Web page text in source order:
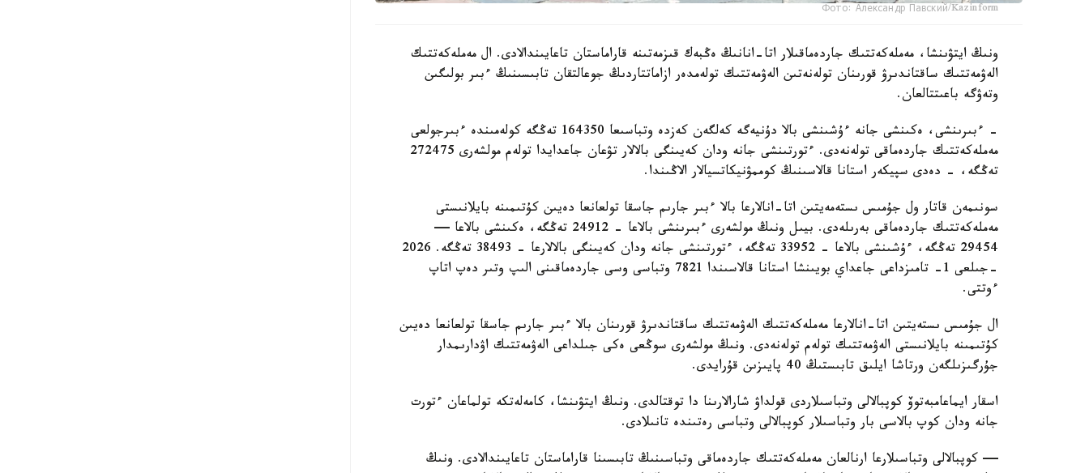
Фото: Александр Павский/Kazinform
ونىڭ ايتۋىنشا، مەملەكەتتىك جاردەماقىلار اتا-انانىڭ ەڭبەك قىزمەتىنە قاراماستان تاعايىندالادى. ال مەملەكەتتىك
الەۋمەتتىك ساقتاندىرۋ قورىنان تولەنەتىن الەۋمەتتىك تولەمدەر ازاماتتاردىڭ جوعالتقان تابىسىنىڭ ءبىر بولىگىن
وتەۋگە باعىتتالعان.
- ءبىرىنشى، ەكىنشى جانە ءۇشىنشى بالا دۇنيەگە كەلگەن كەزدە وتباسىعا 164350 تەڭگە كولەمىندە ءبىرجولعى
مەملەكەتتىك جاردەماقى تولەنەدى. ءتورتىنشى جانە ودان كەيىنگى بالالار تۋعان جاعدايدا تولەم مولشەرى 272475
تەڭگە، - دەدى سپيكەر استانا قالاسىنىڭ كوممۋنيكاتسيالار الاڭىندا.
سونىمەن قاتار ول جۇمىس ىستەمەيتىن اتا-انالارعا بالا ءبىر جارىم جاسقا تولعانعا دەيىن كۇتىمىنە بايلانىستى
مەملەكەتتىك جاردەماقى بەرىلەدى. بيىل ونىڭ مولشەرى ءبىرىنشى بالاعا - 24912 تەڭگە، ەكىنشى بالاعا —
29454 تەڭگە، ءۇشىنشى بالاعا - 33952 تەڭگە، ءتورتىنشى جانە ودان كەيىنگى بالالارعا - 38493 تەڭگە. 2026
-جىلعى 1- تامىزداعى جاعداي بويىنشا استانا قالاسىندا 7821 وتباسى وسى جاردەماقىنى الىپ وتىر دەپ اتاپ
ءوتتى.
ال جۇمىس ىستەيتىن اتا-انالارعا مەملەكەتتىك الەۋمەتتىك ساقتاندىرۋ قورىنان بالا ءبىر جارىم جاسقا تولعانعا دەيىن
كۇتىمىنە بايلانىستى الەۋمەتتىك تولەم تولەنەدى. ونىڭ مولشەرى سوڭعى ەكى جىلداعى الەۋمەتتىك اۋدارىمدار
جۇرگىزىلگەن ورتاشا ايلىق تابىستىڭ 40 پايىزىن قۇرايدى.
اسقار ايماعامبەتوۆ كوپبالالى وتباسىلاردى قولداۋ شارالارىنا دا توقتالدى. ونىڭ ايتۋىنشا، كامەلەتكە تولماعان ءتورت
جانە ودان كوپ بالاسى بار وتباسىلار كوپبالالى وتباسى رەتىندە تانىلادى.
— كوپبالالى وتباسىلارعا ارنالعان مەملەكەتتىك جاردەماقى وتباسىنىڭ تابىسىنا قاراماستان تاعايىندالادى. ونىڭ